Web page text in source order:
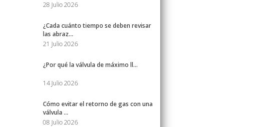
28 Julio 2026
¿Cada cuánto tiempo se deben revisar
las abraz...
21 Julio 2026
¿Por qué la válvula de máximo ll...
14 Julio 2026
Cómo evitar el retorno de gas con una
válvula ...
08 Julio 2026